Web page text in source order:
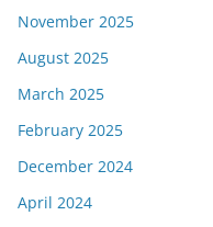
November 2025
August 2025
March 2025
February 2025
December 2024
April 2024